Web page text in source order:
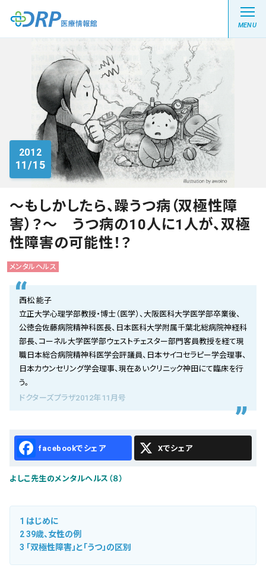
MENU
最新の注目記事
栄養健康レシピ
医療系学生記事
健康川柳
DRP医療情報館とは?
会社概要
お知らせ
お問い合わせ
2012
11/15
～もしかしたら、躁うつ病（双極性障
害）？～ うつ病の10人に1人が、双極
性障害の可能性！？
メンタルヘルス
西松 能子
立正大学心理学部教授・博士（医学）、大阪医科大学医学部卒業後、
公徳会佐藤病院精神科医長、日本医科大学附属千葉北総病院神経科
部長、コーネル大学医学部ウェストチェスター部門客員教授を経て現
職日本総合病院精神科医学会評議員、日本サイコセラピー学会理事、
日本カウンセリング学会理事、現在あいクリニック神田にて臨床を行
う。
ドクターズプラザ2012年11月号
Facebook X
よしこ先生のメンタルヘルス（８）
1 はじめに
239歳、女性の例
3 「双極性障害」と「うつ」の区別